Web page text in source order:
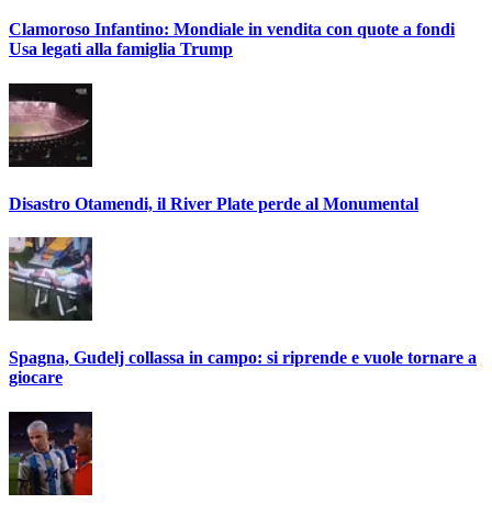
Clamoroso Infantino: Mondiale in vendita con quote a fondi
Usa legati alla famiglia Trump
Disastro Otamendi, il River Plate perde al Monumental
Spagna, Gudelj collassa in campo: si riprende e vuole tornare a
giocare